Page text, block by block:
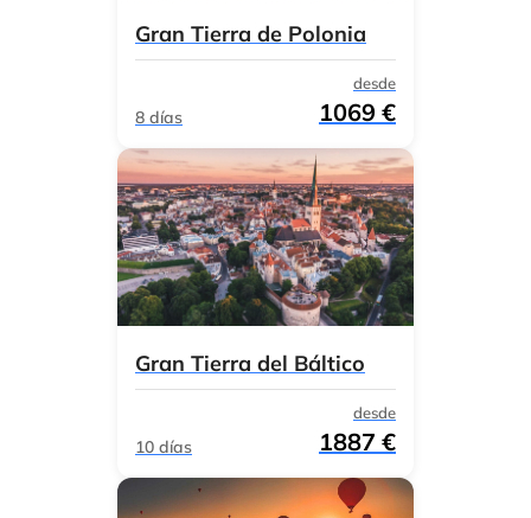
Gran Tierra de Polonia
8 días
desde
1069 €
Gran Tierra del Báltico
10 días
desde
1887 €